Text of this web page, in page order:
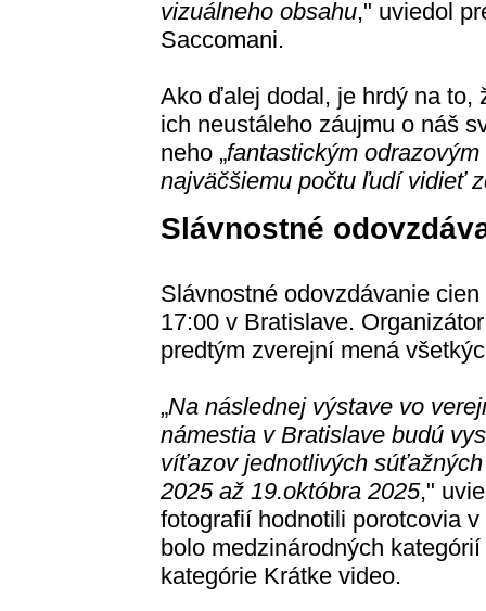
vizuálneho obsahu," uviedol
Saccomani.
Ako ďalej dodal, je hrdý na
ich neustáleho záujmu o náš
neho „fantastickým
najväčšiemu počtu ľudí vidieť
Slávnostné
Slávnostné odovzdávanie
17:00 v Bratislave.
predtým zverejní mená
„Na následnej výstave vo
námestia v Bratislave budú
víťazov jednotlivých
2025 až 19.októbra 2025,"
fotografií hodnotili porotcovia
bolo medzinárodných
kategórie Krátke video.